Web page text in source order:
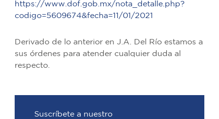
https://www.dof.gob.mx/nota_detalle.php?
codigo=5609674&fecha=11/01/2021
Derivado de lo anterior en J.A. Del Río estamos a
sus órdenes para atender cualquier duda al
respecto.
Suscríbete a nuestro